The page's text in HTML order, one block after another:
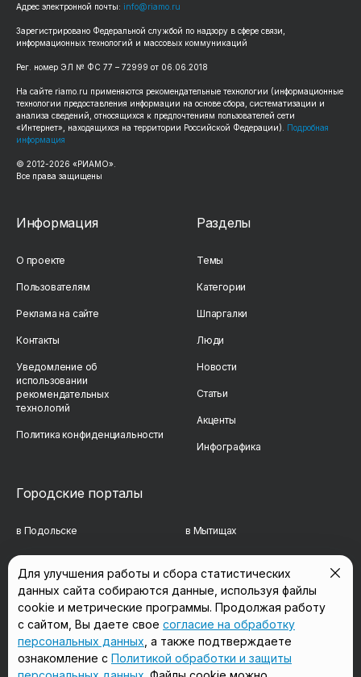
Адрес электронной почты: info@riamo.ru
Зарегистрировано Федеральной службой по надзору в сфере связи,
информационных технологий и массовых коммуникаций
Рег. номер ЭЛ № ФС 77 – 72999 от 06.06.2018
На сайте riamo.ru применяются рекомендательные технологии (информационные
технологии предоставления информации на основе сбора, систематизации и
анализа сведений, относящихся к предпочтениям пользователей сети
«Интернет», находящихся на территории Российской Федерации). Подробная
информация
© 2012-2026 «РИАМО».
Все права защищены
Информация
О проекте
Пользователям
Реклама на сайте
Контакты
Уведомление об
использовании
рекомендательных
технологий
Политика конфиденциальности
Разделы
Темы
Категории
Шпаргалки
Люди
Новости
Статьи
Акценты
Инфографика
Городские порталы
в Подольске в Мытищах
в Сергиевом Посаде в Люберцах
в Красногорске в Королёве
в Домодедово в Щёлково
Для улучшения работы и сбора статистических
данных сайта собираются данные, используя файлы
cookie и метрические программы. Продолжая работу
с сайтом, Вы даете свое согласие на обработку
персональных данных , а также подтверждаете
ознакомление с Политикой обработки и защиты